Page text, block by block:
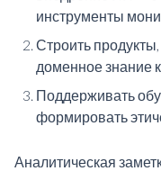
инструменты
Строить
доменное знание
Поддерживать
формировать
Аналитическая